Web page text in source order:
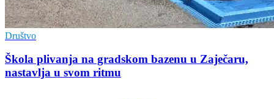
Društvo
Škola plivanja na gradskom bazenu u Zaječaru,
nastavlja u svom ritmu